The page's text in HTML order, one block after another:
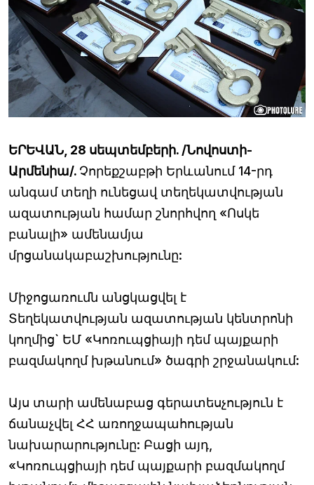
ԵՐԵՎԱՆ, 28 սեպտեմբերի. /Նովոստի-
Արմենիա/. Չորեքշաբթի Երևանում 14-րդ
անգամ տեղի ունեցավ տեղեկատվության
ազատության համար շնորհվող «Ոսկե
բանալի» ամենամյա
մրցանակաբաշխությունը:
Միջոցառումն անցկացվել է
Տեղեկատվության ազատության կենտրոնի
կողմից` ԵՄ «Կոռուպցիայի դեմ պայքարի
բազմակողմ խթանում» ծագրի շրջանակում:
Այս տարի ամենաբաց գերատեսչություն է
ճանաչվել ՀՀ առողջապահության
նախարարությունը: Բացի այդ,
«Կոռուպցիայի դեմ պայքարի բազմակողմ